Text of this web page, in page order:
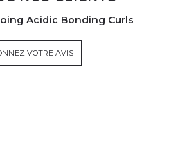
Acidic Bonding Curls
VOTRE AVIS